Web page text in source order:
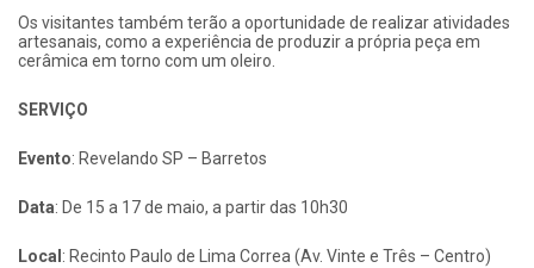
Os visitantes também terão a oportunidade de realizar atividades
artesanais, como a experiência de produzir a própria peça em
cerâmica em torno com um oleiro.
SERVIÇO
Evento: Revelando SP – Barretos
Data: De 15 a 17 de maio, a partir das 10h30
Local : Recinto Paulo de Lima Correa (Av. Vinte e Três – Centro)